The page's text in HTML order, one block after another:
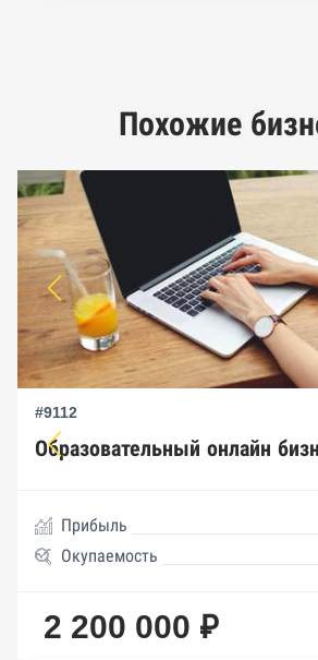
предпринимательства ФНС
Похожие
#9112
Образовательный онлайн
Прибыль
Окупаемость
2 200 000 ₽